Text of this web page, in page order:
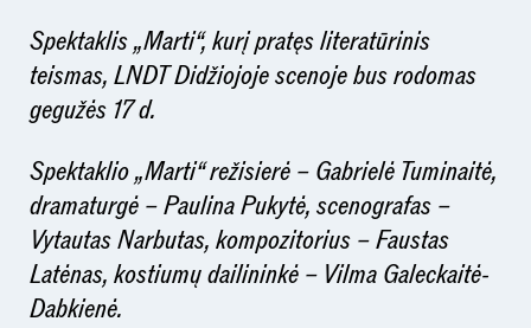
Spektaklis „Marti“, kurį pratęs literatūrinis
teismas, LNDT Didžiojoje scenoje bus rodomas
gegužės 17 d.
Spektaklio „Marti“ režisierė – Gabrielė Tuminaitė,
dramaturgė – Paulina Pukytė, scenografas –
Vytautas Narbutas, kompozitorius – Faustas
Latėnas, kostiumų dailininkė – Vilma Galeckaitė-
Dabkienė.